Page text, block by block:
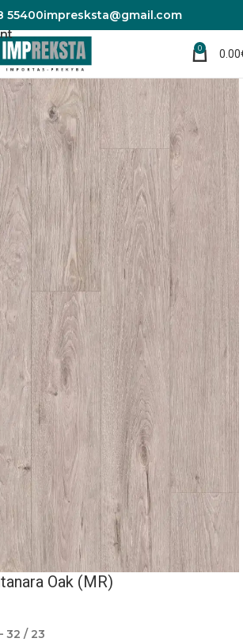
55400impresksta@gmail.com
0 0.00
grindys
Oak (MR)
32 / 23